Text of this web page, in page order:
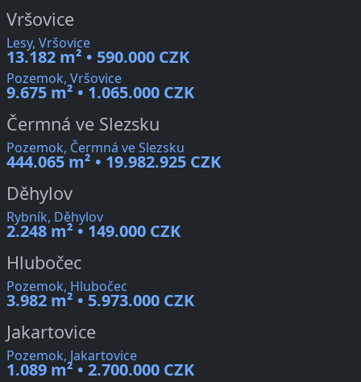
Vršovice
Lesy, Vršovice
13.182 m² • 590.000 CZK
Pozemok, Vršovice
9.675 m² • 1.065.000 CZK
Čermná ve Slezsku
Pozemok, Čermná ve Slezsku
444.065 m² • 19.982.925 CZK
Děhylov
Rybník, Děhylov
2.248 m² • 149.000 CZK
Hlubočec
Pozemok, Hlubočec
3.982 m² • 5.973.000 CZK
Jakartovice
Pozemok, Jakartovice
1.089 m² • 2.700.000 CZK